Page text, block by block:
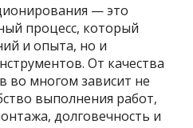
— это
процесс, который
и опыта, но и
От качества
во многом зависит не
выполнения работ,
долговечность и